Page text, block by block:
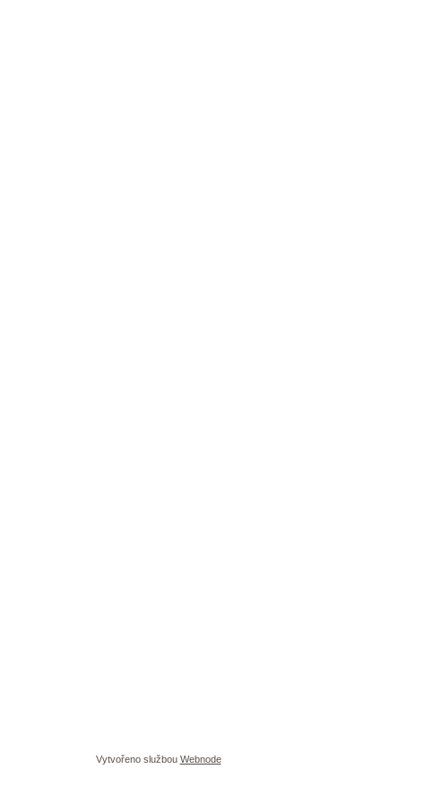
Vytvořeno službou Webnode